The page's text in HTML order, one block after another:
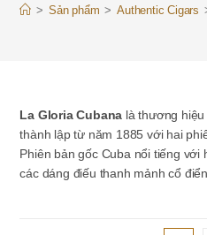
> Sản phẩm > Authentic Cigars
La Gloria Cubana là thương
thành lập từ năm 1885 với hai
Phiên bản gốc Cuba nổi tiếng
các dáng điếu thanh mảnh cổ điển.